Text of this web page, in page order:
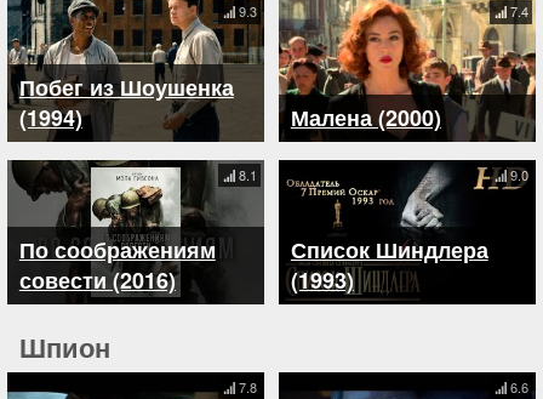
Побег из Шоушенка
(1994)
9.3
Малена (2000)
7.4
По соображениям
совести (2016)
8.1
Список Шиндлера
(1993)
9.0
Шпион
7.8 6.6